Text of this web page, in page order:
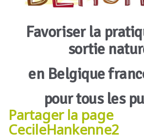
Favoriser la
sortie
en Belgique
pour tous les
Partager la page
CecileHankenne2